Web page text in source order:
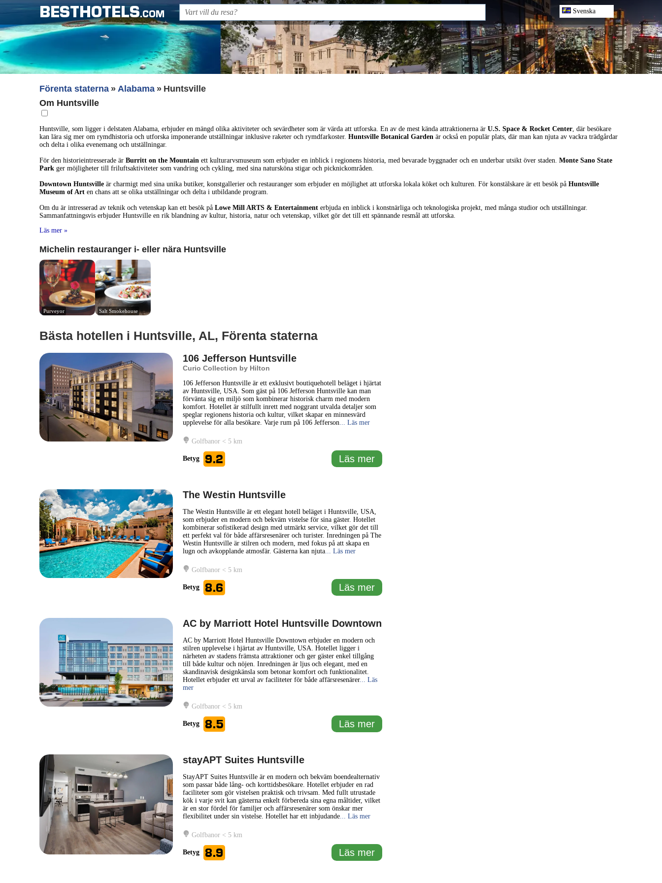
BESTHOTELS.COM Svenska
Förenta staterna Alabama
Huntsville
Om Huntsville
Huntsville, som ligger i delstaten Alabama, erbjuder en mängd olika aktiviteter och sevärdheter som är värda att utforska. En av de mest kända attraktionerna ärU.S. Space & Rocket Center, där besökare
kan lära sig mer om rymdhistoria och utforska imponerande utställningar inklusive raketer och rymdfarkoster.Huntsville Botanical Garden är också en populär plats, där man kan njuta av vackra trädgårdar
och delta i olika evenemang och utställningar.
För den historieintresserade ärBurritt on the Mountain ett kulturarvsmuseum som erbjuder en inblick i regionens historia, med bevarade byggnader och en underbar utsikt över staden.Monte Sano State
Park ger möjligheter till friluftsaktiviteter som vandring och cykling, med sina natursköna stigar och picknickområden.
Downtown Huntsville är charmigt med sina unika butiker, konstgallerier och restauranger som erbjuder en möjlighet att utforska lokala köket och kulturen. För konstälskare är ett besök påHuntsville
Museum of Art en chans att se olika utställningar och delta i utbildande program.
Om du är intresserad av teknik och vetenskap kan ett besök påLowe Mill ARTS & Entertainment erbjuda en inblick i konstnärliga och teknologiska projekt, med många studior och utställningar.
Sammanfattningsvis erbjuder Huntsville en rik blandning av kultur, historia, natur och vetenskap, vilket gör det till ett spännande resmål att utforska.
Läs mer »
Michelin restauranger i- eller nära Huntsville
Purveyor Salt Smokehouse
Bästa hotellen i Huntsville, AL, Förenta staterna
106 Jefferson Huntsville
Curio Collection by Hilton
106 Jefferson Huntsville är ett exklusivt boutiquehotell beläget i hjärtat
av Huntsville, USA. Som gäst på 106 Jefferson Huntsville kan man
förvänta sig en miljö som kombinerar historisk charm med modern
komfort. Hotellet är stilfullt inrett med noggrant utvalda detaljer som
speglar regionens historia och kultur, vilket skapar en minnesvärd
upplevelse för alla besökare. Varje rum på 106 Jefferson... Läs mer
Golfbanor < 5 km
Betyg 9.2 Läs mer
The Westin Huntsville
The Westin Huntsville är ett elegant hotell beläget i Huntsville, USA,
som erbjuder en modern och bekväm vistelse för sina gäster. Hotellet
kombinerar sofistikerad design med utmärkt service, vilket gör det till
ett perfekt val för både affärsresenärer och turister. Inredningen på The
Westin Huntsville är stilren och modern, med fokus på att skapa en
lugn och avkopplande atmosfär. Gästerna kan njuta... Läs mer
Golfbanor < 5 km
Betyg 8.6 Läs mer
AC by Marriott Hotel Huntsville Downtown
AC by Marriott Hotel Huntsville Downtown erbjuder en modern och
stilren upplevelse i hjärtat av Huntsville, USA. Hotellet ligger i
närheten av stadens främsta attraktioner och ger gäster enkel tillgång
till både kultur och nöjen. Inredningen är ljus och elegant, med en
skandinavisk designkänsla som betonar komfort och funktionalitet.
Hotellet erbjuder ett urval av faciliteter för både affärsresenärer... Läs
mer
Golfbanor < 5 km
Betyg 8.5 Läs mer
stayAPT Suites Huntsville
StayAPT Suites Huntsville är en modern och bekväm boendealternativ
som passar både lång- och korttidsbesökare. Hotellet erbjuder en rad
faciliteter som gör vistelsen praktisk och trivsam. Med fullt utrustade
kök i varje svit kan gästerna enkelt förbereda sina egna måltider, vilket
är en stor fördel för familjer och affärsresenärer som önskar mer
flexibilitet under sin vistelse. Hotellet har ett inbjudande... Läs mer
Golfbanor < 5 km
Betyg 8.9 Läs mer